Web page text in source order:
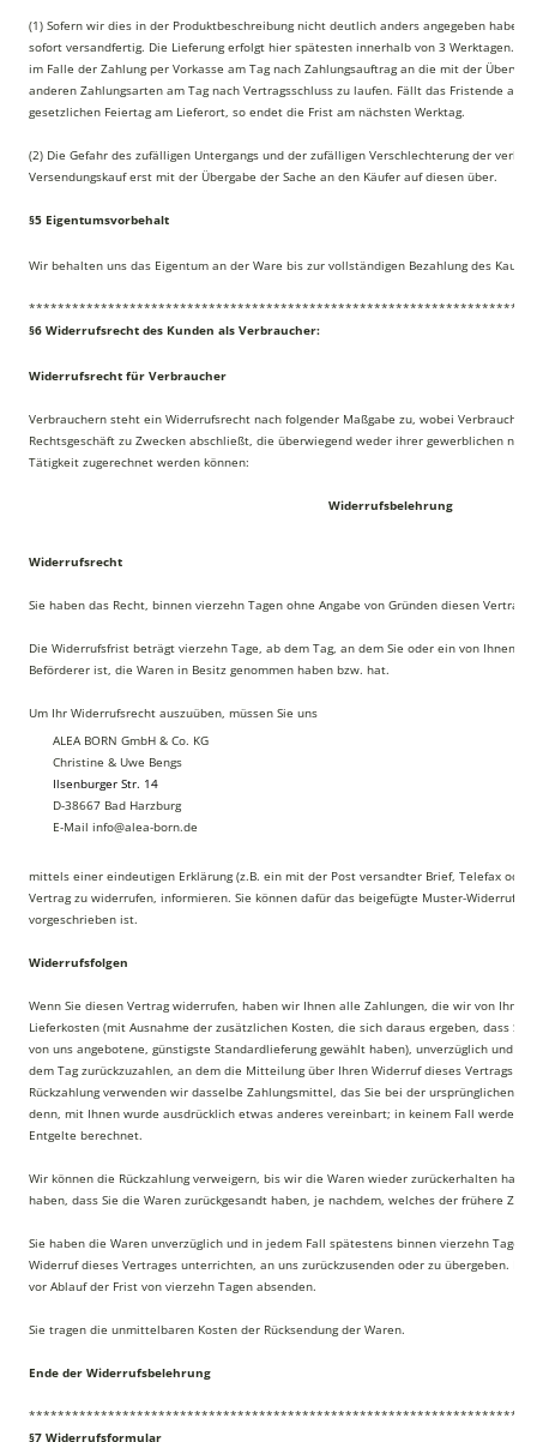
(1) Sofern wir dies in der Produktbeschreibung nicht deutlich anders angegeben
sofort versandfertig. Die Lieferung erfolgt hier spätesten innerhalb von 3 Werktagen.
im Falle der Zahlung per Vorkasse am Tag nach Zahlungsauftrag an die mit der
anderen Zahlungsarten am Tag nach Vertragsschluss zu laufen. Fällt das Fristende auf
gesetzlichen Feiertag am Lieferort, so endet die Frist am nächsten Werktag.
(2) Die Gefahr des zufälligen Untergangs und der zufälligen Verschlechterung der
Versendungskauf erst mit der Übergabe der Sache an den Käufer auf diesen über.
§5 Eigentumsvorbehalt
Wir behalten uns das Eigentum an der Ware bis zur vollständigen Bezahlung des
§6 Widerrufsrecht des Kunden als Verbraucher:
Widerrufsrecht für Verbraucher
Verbrauchern steht ein Widerrufsrecht nach folgender Maßgabe zu, wobei
Rechtsgeschäft zu Zwecken abschließt, die überwiegend weder ihrer gewerblichen
Tätigkeit zugerechnet werden können:
Widerrufsbelehrung
Widerrufsrecht
Sie haben das Recht, binnen vierzehn Tagen ohne Angabe von Gründen diesen Vertrag
Die Widerrufsfrist beträgt vierzehn Tage, ab dem Tag, an dem Sie oder ein von Ihnen
Beförderer ist, die Waren in Besitz genommen haben bzw. hat.
Um Ihr Widerrufsrecht auszuüben, müssen Sie uns
ALEA BORN GmbH & Co. KG
Christine & Uwe Bengs
Ilsenburger Str. 14
D-38667 Bad Harzburg
E-Mail info@alea-born.de
mittels einer eindeutigen Erklärung (z.B. ein mit der Post versandter Brief, Telefax oder
Vertrag zu widerrufen, informieren. Sie können dafür das beigefügte Muster-
vorgeschrieben ist.
Widerrufsfolgen
Wenn Sie diesen Vertrag widerrufen, haben wir Ihnen alle Zahlungen, die wir von
Lieferkosten (mit Ausnahme der zusätzlichen Kosten, die sich daraus ergeben, dass
von uns angebotene, günstigste Standardlieferung gewählt haben), unverzüglich und
dem Tag zurückzuzahlen, an dem die Mitteilung über Ihren Widerruf dieses Vertrags
Rückzahlung verwenden wir dasselbe Zahlungsmittel, das Sie bei der ursprünglichen
denn, mit Ihnen wurde ausdrücklich etwas anderes vereinbart; in keinem Fall werden
Entgelte berechnet.
Wir können die Rückzahlung verweigern, bis wir die Waren wieder zurückerhalten
haben, dass Sie die Waren zurückgesandt haben, je nachdem, welches der frühere
Sie haben die Waren unverzüglich und in jedem Fall spätestens binnen vierzehn Tagen
Widerruf dieses Vertrages unterrichten, an uns zurückzusenden oder zu übergeben.
vor Ablauf der Frist von vierzehn Tagen absenden.
Sie tragen die unmittelbaren Kosten der Rücksendung der Waren.
Ende der Widerrufsbelehrung
§7 Widerrufsformular